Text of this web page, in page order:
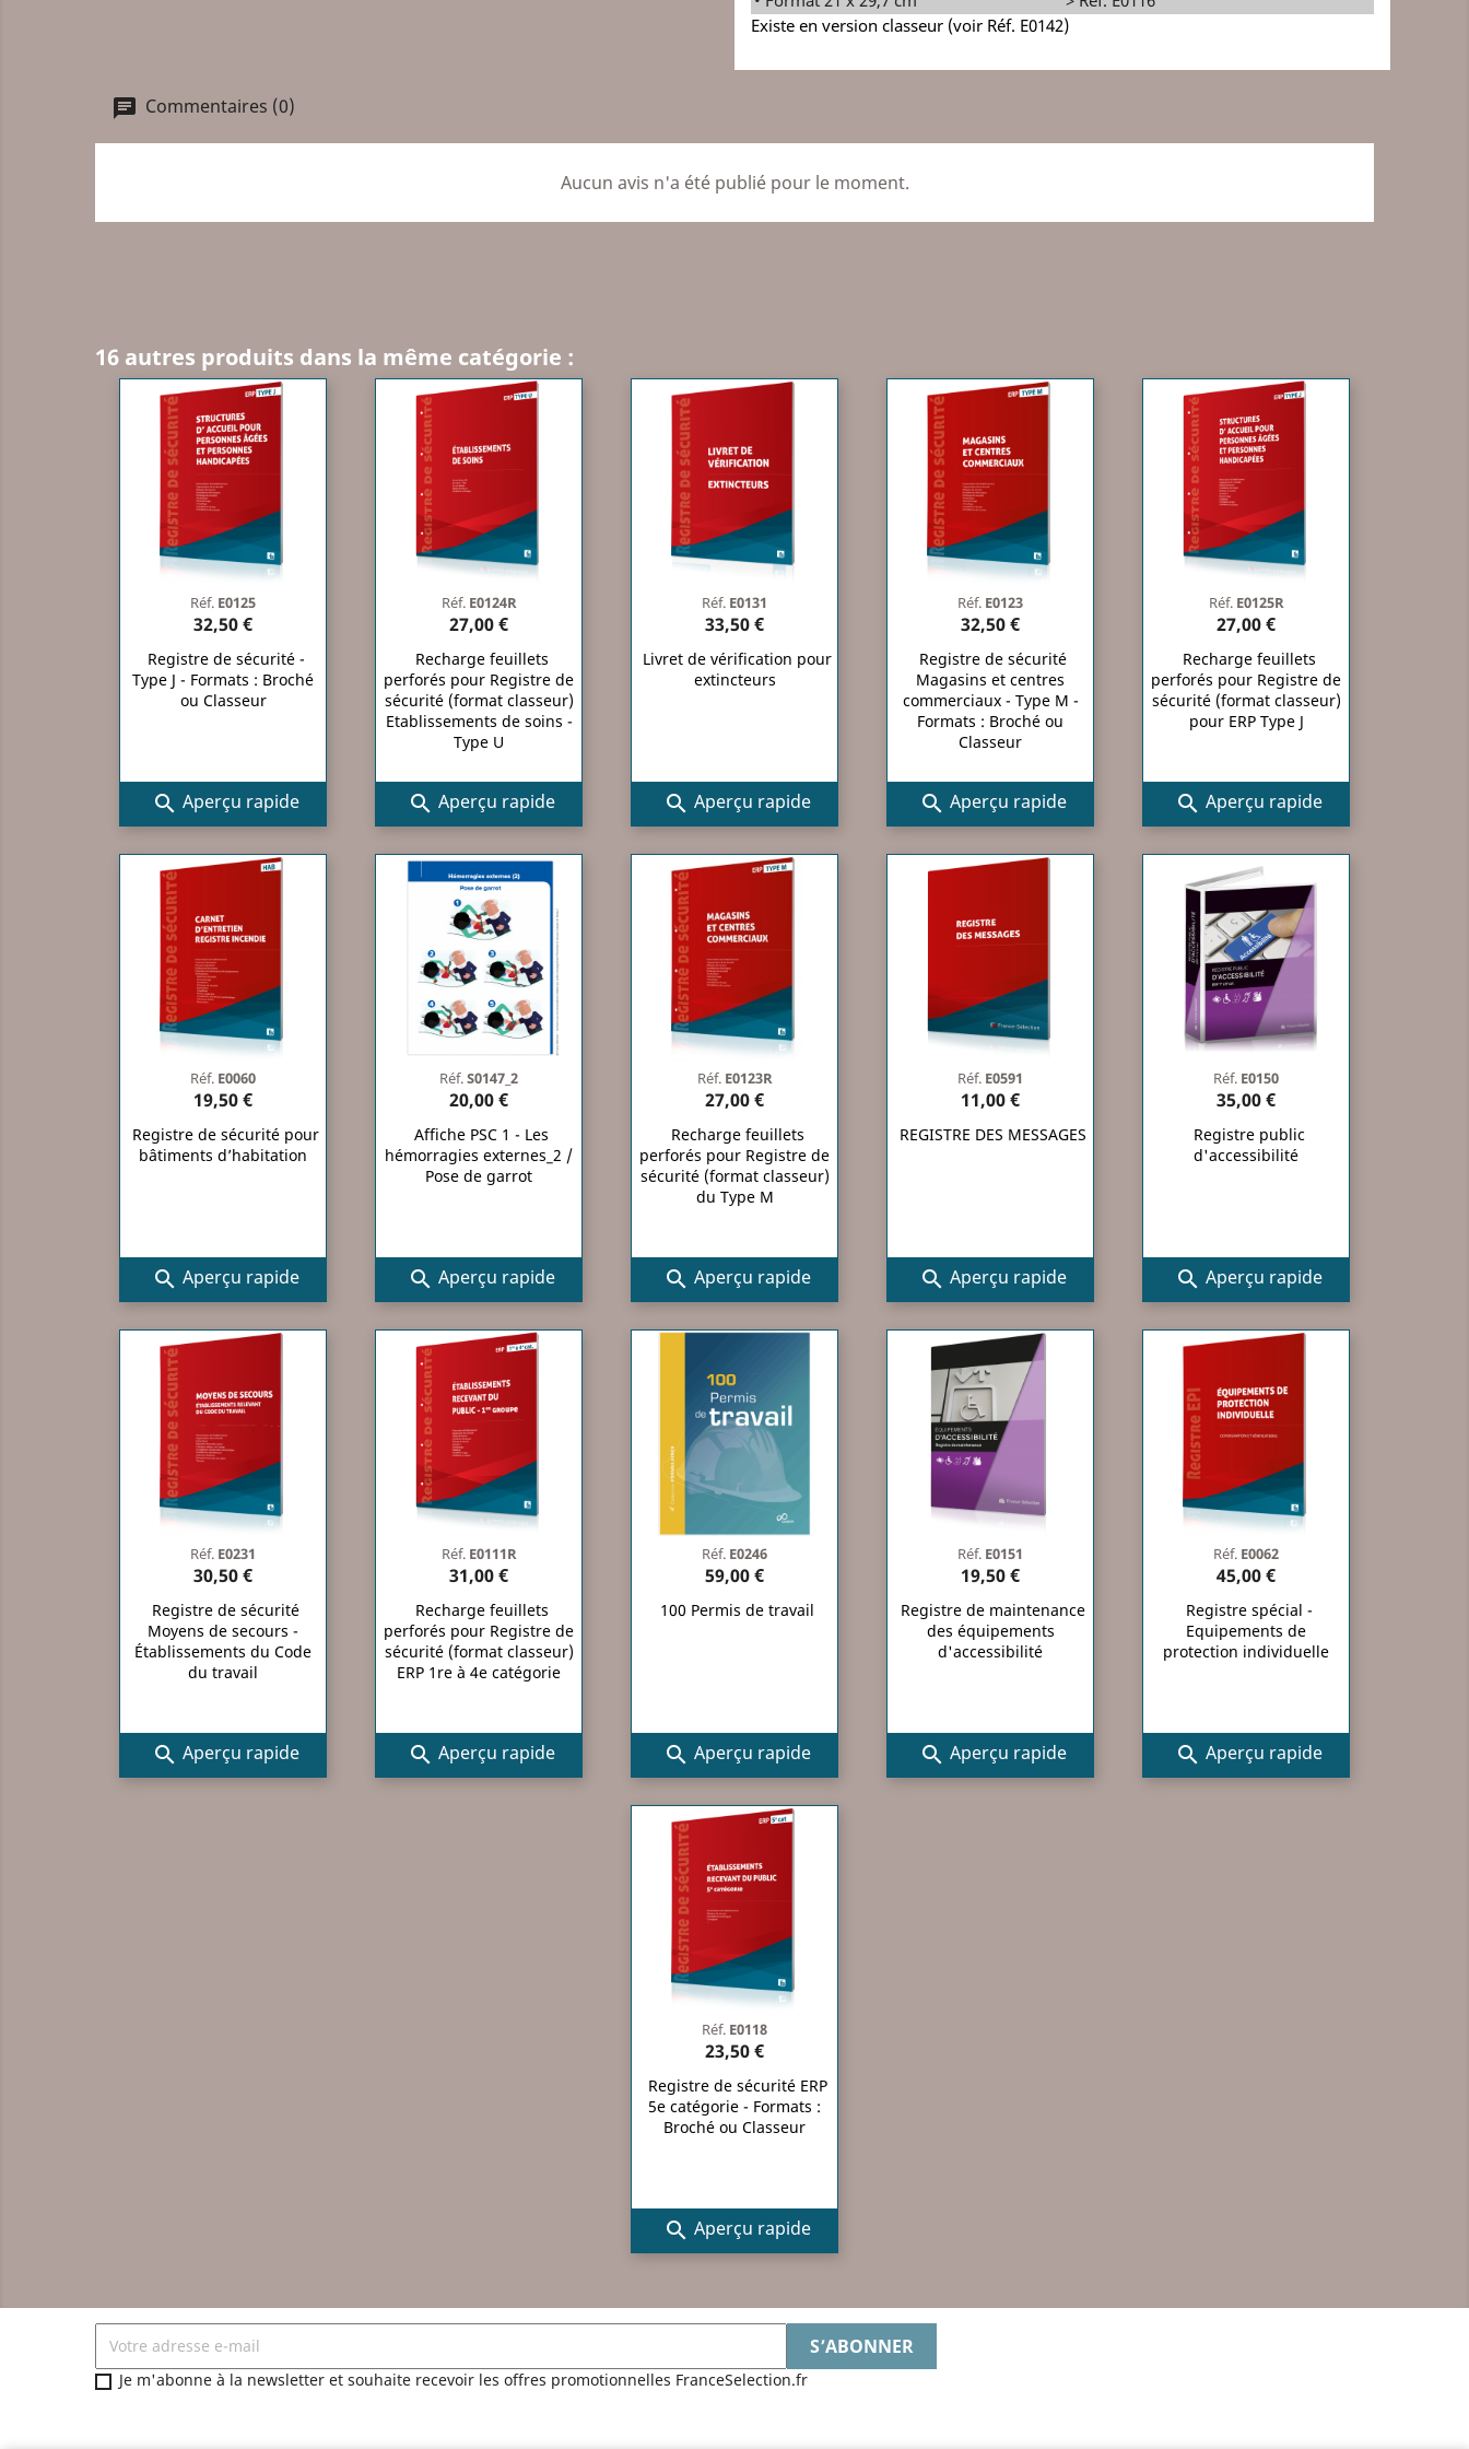
Existe en version classeur (voir Réf. E0142)
Commentaires (0)
Aucun avis n'a été publié pour le moment.
16 autres produits dans la même catégorie :
Réf. E0125
32,50 €
Registre de sécurité -
Type J - Formats : Broché
ou Classeur
 Aperçu rapide
Réf. E0124R
27,00 €
Recharge feuillets
perforés pour Registre de
sécurité (format classeur)
Etablissements de soins -
Type U
 Aperçu rapide
Réf. E0131
33,50 €
Livret de vérification pour
extincteurs
 Aperçu rapide
Réf. E0123
32,50 €
Registre de sécurité
Magasins et centres
commerciaux - Type M -
Formats : Broché ou
Classeur
 Aperçu rapide
Réf. E0125R
27,00 €
Recharge feuillets
perforés pour Registre de
sécurité (format classeur)
pour ERP Type J
 Aperçu rapide
Réf. E0060
19,50 €
Registre de sécurité pour
bâtiments d’habitation
 Aperçu rapide
Réf.S0147_2
20,00 €
Affiche PSC 1 - Les
hémorragies externes_2 /
Pose de garrot
 Aperçu rapide
Réf. E0123R
27,00 €
Recharge feuillets
perforés pour Registre de
sécurité (format classeur)
du Type M
 Aperçu rapide
Réf. E0591
11,00 €
REGISTRE DES MESSAGES
 Aperçu rapide
Réf. E0150
35,00 €
Registre public
d'accessibilité
 Aperçu rapide
Réf. E0231
30,50 €
Registre de sécurité
Moyens de secours -
Établissements du Code
du travail
 Aperçu rapide
Réf. E0111R
31,00 €
Recharge feuillets
perforés pour Registre de
sécurité (format classeur)
ERP 1re à 4e catégorie
 Aperçu rapide
Réf. E0246
59,00 €
100 Permis de travail
 Aperçu rapide
Réf. E0151
19,50 €
Registre de maintenance
des équipements
d'accessibilité
 Aperçu rapide
Réf. E0062
45,00 €
Registre spécial -
Equipements de
protection individuelle
 Aperçu rapide
Réf. E0118
23,50 €
Registre de sécurité ERP
5e catégorie - Formats :
Broché ou Classeur
 Aperçu rapide
Je m'abonne à la newsletter et souhaite recevoir les offres promotionnelles FranceSelection.fr